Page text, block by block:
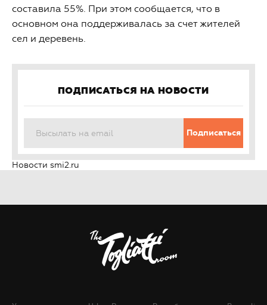
составила 55%. При этом сообщается, что в
основном она поддерживалась за счет жителей
сел и деревень.
ПОДПИСАТЬСЯ НА НОВОСТИ
Подписаться
Новости smi2.ru